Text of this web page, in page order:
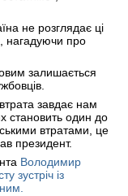
не розглядає ці
нагадуючи про
залишається
завдає нам
становить один до
втратами, це
президент.
Володимир
зустріч із